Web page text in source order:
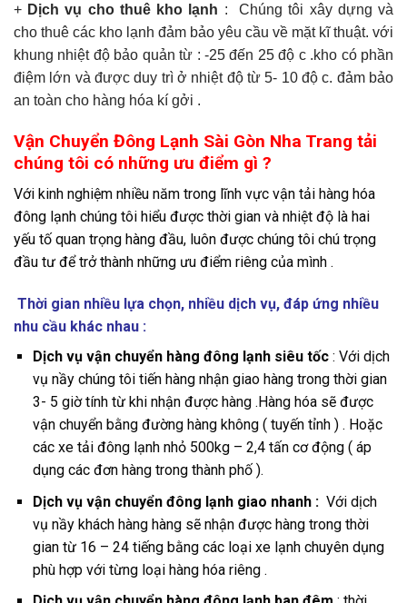
+ Dịch vụ cho thuê kho lạnh : Chúng tôi xây dựng và
cho thuê các kho lạnh đảm bảo yêu cầu về mặt kĩ thuật. với
khung nhiệt độ bảo quản từ : -25 đến 25 độ c .kho có phần
điệm lớn và được duy trì ở nhiệt độ từ 5- 10 độ c. đảm bảo
an toàn cho hàng hóa kí gởi .
Vận Chuyển Đông Lạnh Sài Gòn Nha Trang tải
chúng tôi có những ưu điểm gì ?
Với kinh nghiệm nhiều năm trong lĩnh vực vận tải hàng hóa
đông lạnh chúng tôi hiểu được thời gian và nhiệt độ là hai
yếu tố quan trọng hàng đầu, luôn được chúng tôi chú trọng
đầu tư để trở thành những ưu điểm riêng của mình .
Thời gian nhiều lựa chọn, nhiều dịch vụ, đáp ứng nhiều
nhu cầu khác nhau :
Dịch vụ vận chuyển hàng đông lạnh siêu tốc: Với dịch
vụ nầy chúng tôi tiến hàng nhận giao hàng trong thời gian
3- 5 giờ tính từ khi nhận được hàng .Hàng hóa sẽ được
vận chuyển bằng đường hàng không ( tuyến tỉnh ) . Hoặc
các xe tải đông lạnh nhỏ 500kg – 2,4 tấn cơ động ( áp
dụng các đơn hàng trong thành phố ).
Dịch vụ vận chuyển đông lạnh giao nhanh : Với dịch
vụ nầy khách hàng hàng sẽ nhận được hàng trong thời
gian từ 16 – 24 tiếng bằng các loại xe lạnh chuyên dụng
phù hợp với từng loại hàng hóa riêng .